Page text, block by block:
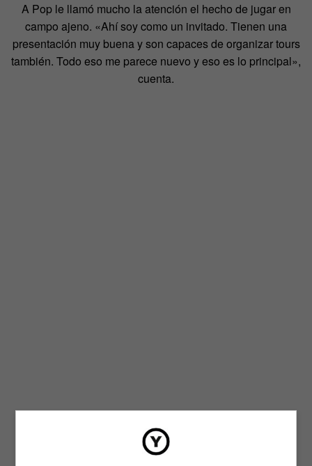
A Pop le llamó mucho la atención el hecho de jugar en
campo ajeno. «Ahí soy como un invitado. Tienen una
presentación muy buena y son capaces de organizar tours
también. Todo eso me parece nuevo y eso es lo principal»,
cuenta.